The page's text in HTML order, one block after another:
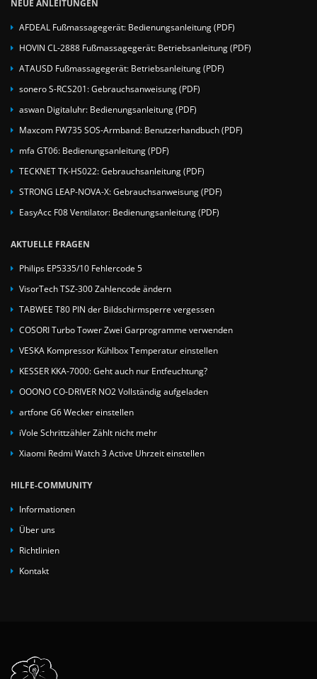
NEUE ANLEITUNGEN
AFDEAL Fußmassagegerät: Bedienungsanleitung (PDF)
HOVIN CL-2888 Fußmassagegerät: Betriebsanleitung (PDF)
ATAUSD Fußmassagegerät: Betriebsanleitung (PDF)
sonero S-RCS201: Gebrauchsanweisung (PDF)
aswan Digitaluhr: Bedienungsanleitung (PDF)
Maxcom FW735 SOS-Armband: Benutzerhandbuch (PDF)
mfa GT06: Bedienungsanleitung (PDF)
TECKNET TK-HS022: Gebrauchsanleitung (PDF)
STRONG LEAP-NOVA-X: Gebrauchsanweisung (PDF)
EasyAcc F08 Ventilator: Bedienungsanleitung (PDF)
AKTUELLE FRAGEN
Philips EP5335/10 Fehlercode 5
VisorTech TSZ-300 Zahlencode ändern
TABWEE T80 PIN der Bildschirmsperre vergessen
COSORI Turbo Tower Zwei Garprogramme verwenden
VESKA Kompressor Kühlbox Temperatur einstellen
KESSER KKA-7000: Geht auch nur Entfeuchtung?
OOONO CO-DRIVER NO2 Vollständig aufgeladen
artfone G6 Wecker einstellen
iVole Schrittzähler Zählt nicht mehr
Xiaomi Redmi Watch 3 Active Uhrzeit einstellen
HILFE-COMMUNITY
Informationen
Über uns
Richtlinien
Kontakt